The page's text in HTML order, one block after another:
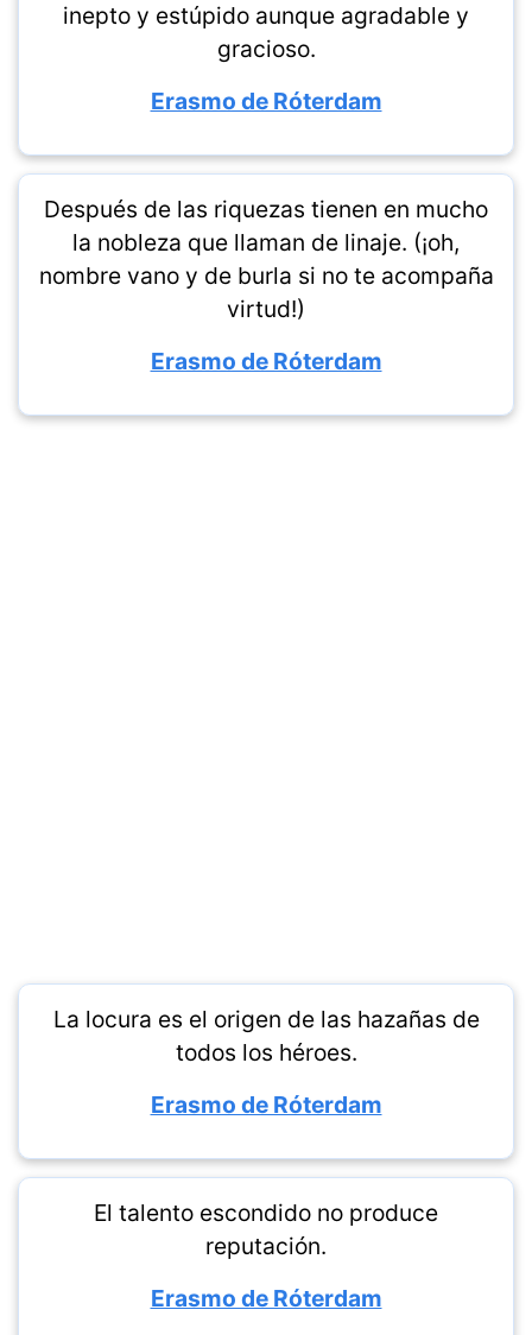
inepto y estúpido aunque agradable y
gracioso.
Erasmo de Róterdam
Después de las riquezas tienen en mucho
la nobleza que llaman de linaje. (¡oh,
nombre vano y de burla si no te acompaña
virtud!)
Erasmo de Róterdam
La locura es el origen de las hazañas de
todos los héroes.
Erasmo de Róterdam
El talento escondido no produce
reputación.
Erasmo de Róterdam